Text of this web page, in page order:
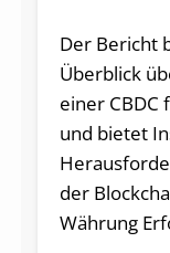
Der Bericht
Überblick
einer
und bietet
der
Währung